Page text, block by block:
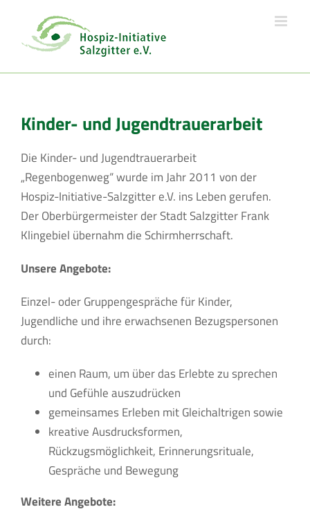
content
Kinder- und Jugendtrauerarbeit
Die Kinder- und Jugendtrauerarbeit
„Regenbogenweg“ wurde im Jahr 2011 von der
Hospiz-Initiative-Salzgitter e.V. ins Leben gerufen.
Der Oberbürgermeister der Stadt Salzgitter Frank
Klingebiel übernahm die Schirmherrschaft.
Unsere Angebote:
Einzel- oder Gruppengespräche für Kinder,
Jugendliche und ihre erwachsenen Bezugspersonen
durch:
einen Raum, um über das Erlebte zu sprechen
und Gefühle auszudrücken
gemeinsames Erleben mit Gleichaltrigen sowie
kreative Ausdrucksformen,
Rückzugsmöglichkeit, Erinnerungsrituale,
Gespräche und Bewegung
Weitere Angebote: